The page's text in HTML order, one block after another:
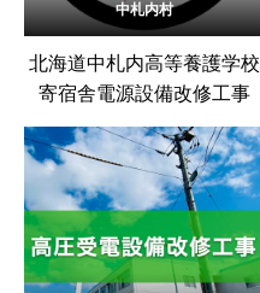
中札内村
北海道中札内高等養護学校
寄宿舎電源設備改修工事